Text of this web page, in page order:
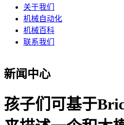
关于我们
机械自动化
机械百科
联系我们
新闻中心
孩子们可基于